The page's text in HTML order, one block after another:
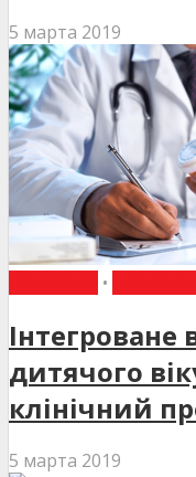
5 марта 2019
•
Інтегроване
дитячого
клінічний
5 марта 2019